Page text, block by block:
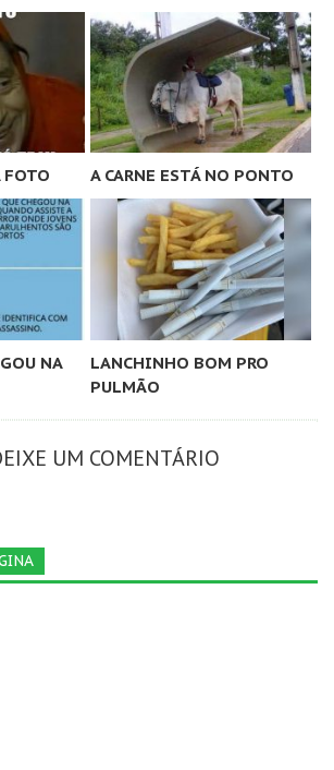
FOTO A CARNE ESTÁ NO PONTO
NA
LANCHINHO BOM PRO
PULMÃO
UM COMENTÁRIO